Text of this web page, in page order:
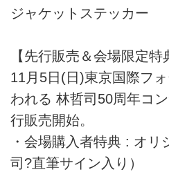
ジャケットステッカー
【先行販売＆会場限定特
11月5日(日)東京国際フ
われる 林哲司50周年コ
行販売開始。
・会場購入者特典 : オ
司?直筆サイン入り）